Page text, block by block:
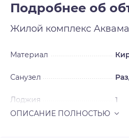
преобразование берега
микрорайона
природой и красивейшими
разместятся магазины,
инфраструктуры. В целом,
как данный район
Новосибирска. Особое
Подробнее об
Жилой комплекс
Материал
Санузел
Лоджия 1